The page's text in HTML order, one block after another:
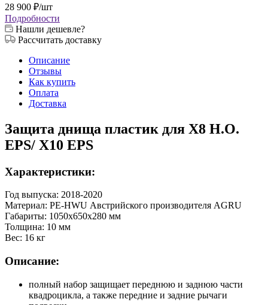
28 900 ₽/шт
Подробности
Нашли дешевле?
Рассчитать доставку
Описание
Отзывы
Как купить
Оплата
Доставка
Защита днища пластик для X8 H.O.
EPS/ X10 EPS
Характеристики:
Год выпуска: 2018-2020
Материал: PE-HWU Австрийского производителя AGRU
Габариты: 1050х650х280 мм
Толщина: 10 мм
Вес: 16 кг
Описание:
полный набор защищает переднюю и заднюю части
квадроцикла, а также передние и задние рычаги